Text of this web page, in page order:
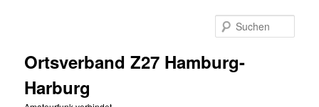
Ortsverband Z27 Hamburg-
Harburg